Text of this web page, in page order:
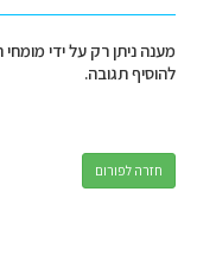
מענה ניתן רק על ידי
להוסיף תגובה.
חזרה לפורום